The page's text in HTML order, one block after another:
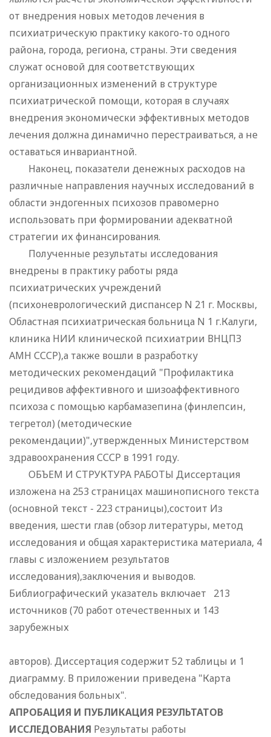
от внедрения новых методов лечения в
психиатрическую практику какого-то одного
района, города, региона, страны. Эти сведения
служат основой для соответствующих
организационных изменений в структуре
психиатрической помощи, которая в случаях
внедрения экономически эффективных методов
лечения должна динамично перестраиваться, а не
оставаться инвариантной.
Наконец, показатели денежных расходов на
различные направления научных исследований в
области эндогенных психозов правомерно
использовать при формировании адекватной
стратегии их финансирования.
Полученные результаты исследования
внедрены в практику работы ряда
психиатрических учреждений
(психоневрологический диспансер N 21 г. Москвы,
Областная психиатрическая больница N 1 г.Калуги,
клиника НИИ клинической психиатрии ВНЦПЗ
АМН СССР),а также вошли в разработку
методических рекомендаций "Профилактика
рецидивов аффективного и шизоаффективного
психоза с помощью карбамазепина (финлепсин,
тегретол) (методические
рекомендации)",утвержденных Министерством
здравоохранения СССР в 1991 году.
ОБЪЕМ И СТРУКТУРА РАБОТЫ Диссертация
изложена на 253 страницах машинописного текста
(основной текст - 223 страницы),состоит Из
введения, шести глав (обзор литературы, метод
исследования и общая характеристика материала, 4
главы с изложением результатов
исследования),заключения и выводов.
Библиографический указатель включает 213
источников (70 работ отечественных и 143
зарубежных
авторов). Диссертация содержит 52 таблицы и 1
диаграмму. В приложении приведена "Карта
обследования больных".
АПРОБАЦИЯ И ПУБЛИКАЦИЯ РЕЗУЛЬТАТОВ
ИССЛЕДОВАНИЯ Результаты работы